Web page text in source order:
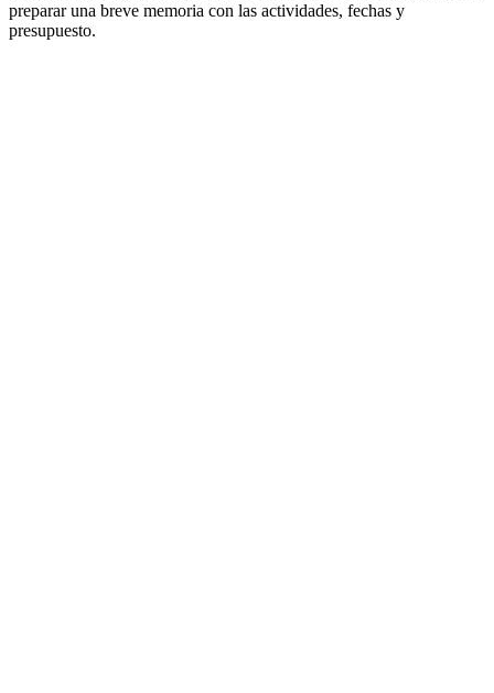
preparar una breve memoria con las actividades, fechas y
presupuesto.